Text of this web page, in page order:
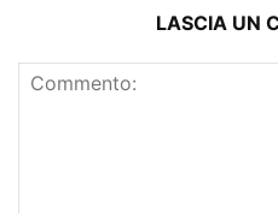
LASCIA UN